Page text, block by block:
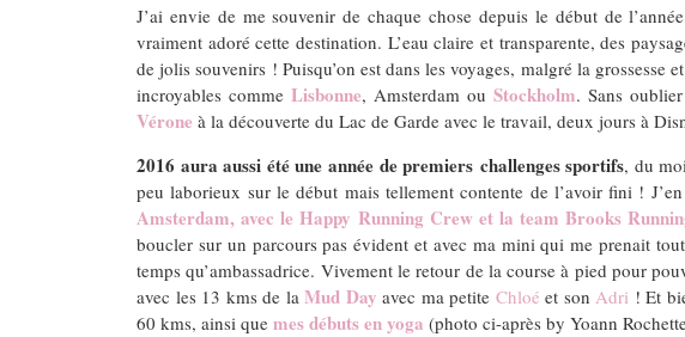
J’ai envie de me souvenir de chaque chose depuis le début de
vraiment adoré cette destination. L’eau claire et transparente, des
de jolis souvenirs ! Puisqu’on est dans les voyages, malgré la
incroyables commeLisbonne, Amsterdam ouStockholm. Sans
Vérone à la découverte du Lac de Garde avec le travail, deux jours à
2016 aura aussi été une année de premiers challenges sportifs, du
peu laborieux sur le début mais tellement contente de l’avoir fini !
Amsterdam, avec le Happy Running Crew et la team Brooks
boucler sur un parcours pas évident et avec ma mini qui me prenait
temps qu’ambassadrice. Vivement le retour de la course à pied pour
avec les 13 kms de la Mud Day avec ma petite Chloé et son Adri ! Et
60 kms, ainsi que mes débuts en yoga (photo ci-après by Yoann